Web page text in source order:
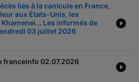
liés à la canicule en France,
aux États-Unis, les
Les informés de
03 juillet 2026
franceinfo 02.07.2026